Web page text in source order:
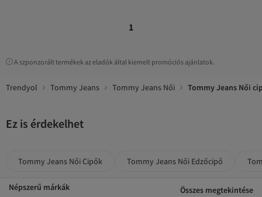
1
A szponzorált termékek az eladók által kiemelt promóciós ajánlatok.
Trendyol Tommy Jeans Tommy Jeans Női Tommy Jeans Női
Ez is érdekelhet
Tommy Jeans Női Cipők Tommy Jeans Női Edzőcipő
Népszerű márkák Összes megtekintése